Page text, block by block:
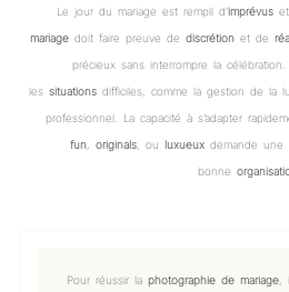
Le jour du mariage est rempli d’imprévuset
mariage doit faire preuve de discrétion et de
précieux sans interrompre la
les situationsdifficiles, comme la gestion de la
professionnel. La capacité à s’adapter
fun
originals , ou luxueux demande une
bonne
Pour réussir la photographie de mariage,